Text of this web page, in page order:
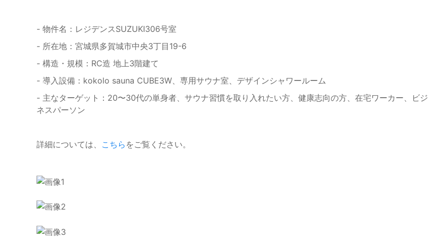
- 物件名：レジデンスSUZUKI306号室
- 所在地：宮城県多賀城市中央3丁目19-6
- 構造・規模：RC造 地上3階建て
- 導入設備：kokolo sauna CUBE3W、専用サウナ室、デザインシャワールーム
- 主なターゲット：20〜30代の単身者、サウナ習慣を取り入れたい方、健康志向の方、在宅ワーカー、ビジ
ネスパーソン
詳細については、 こちら をご覧ください。